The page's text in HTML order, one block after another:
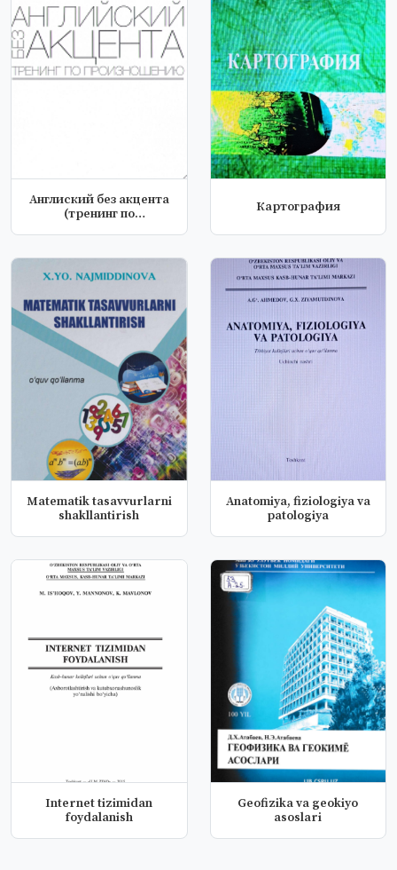
Англиский без акцента
(тренинг по
Картография
Matematik tasavvurlarni
shakllantirish
Anatomiya, fiziologiya va
patologiya
Internet tizimidan
foydalanish
Geofizika va geokiyo
asoslari